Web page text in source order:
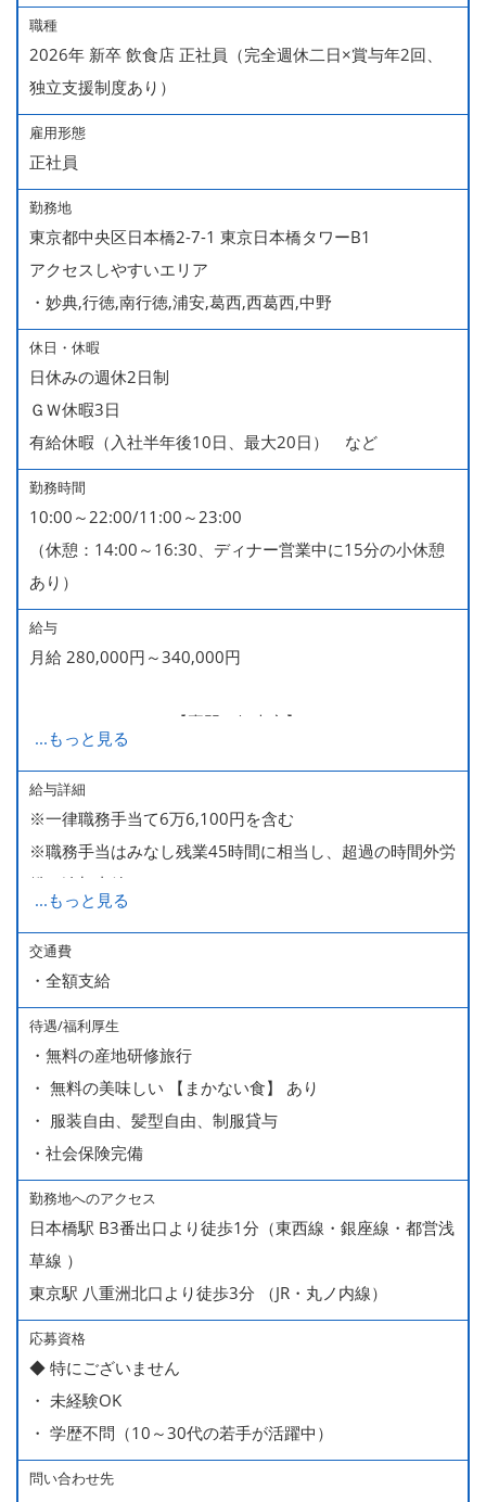
職種
2026年 新卒 飲食店 正社員（完全週休二日×賞与年2回、
独立支援制度あり）
雇用形態
正社員
勤務地
東京都中央区日本橋2-7-1 東京日本橋タワーB1
アクセスしやすいエリア
・妙典,行徳,南行徳,浦安,葛西,西葛西,中野
休日・休暇
日休みの週休2日制
ＧＷ休暇3日
有給休暇（入社半年後10日、最大20日） など
勤務時間
10:00～22:00/11:00～23:00
（休憩：14:00～16:30、ディナー営業中に15分の小休憩
あり）
給与
月給 280,000円～340,000円
280,000～340,000【専門・短大卒】
285,000～340,000【大卒】
※ 入社半年経過した後は、[月10日休みの月給34万円] の
働き方も選ぶことができます。
詳細はご面談時にご案内いたします。
...もっと見る
給与詳細
※一律職務手当て6万6,100円を含む
※職務手当はみなし残業45時間に相当し、超過の時間外労
働は追加支給
■昇給（随時）
■賞与年2回（夏・冬）
■売上インセンティブ
■役職手当
...もっと見る
交通費
・全額支給
待遇/福利厚生
・無料の産地研修旅行
・ 無料の美味しい 【まかない食】 あり
・ 服装自由、髪型自由、制服貸与
・社会保険完備
勤務地へのアクセス
日本橋駅 B3番出口より徒歩1分（東西線・銀座線・都営浅
草線 ）
東京駅 八重洲北口より徒歩3分 （JR・丸ノ内線）
応募資格
◆ 特にございません
・ 未経験OK
・ 学歴不問（10～30代の若手が活躍中）
問い合わせ先